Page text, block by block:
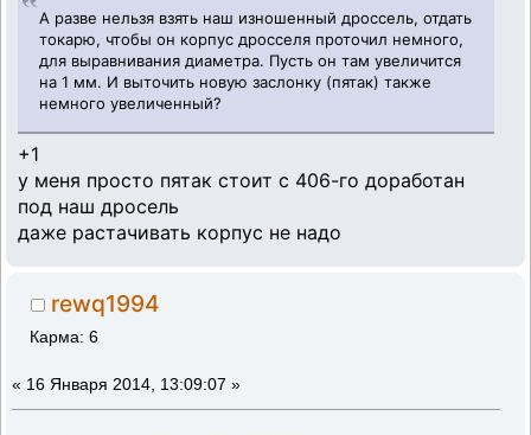
А разве нельзя взять наш изношенный дроссель, отдать
токарю, чтобы он корпус дросселя проточил немного,
для выравнивания диаметра. Пусть он там увеличится
на 1 мм. И выточить новую заслонку (пятак) также
немного увеличенный?
+1
у меня просто пятак стоит с 406-го доработан
под наш дросель
даже растачивать корпус не надо
rewq1994
Карма: 6
« 16 Января 2014, 13:09:07 »